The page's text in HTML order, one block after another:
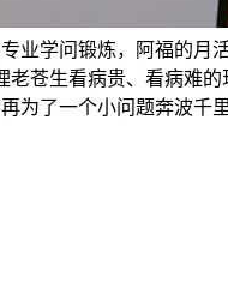
业学问锻炼，阿福的
苍生看病贵、看病难
了一个小问题奔波千